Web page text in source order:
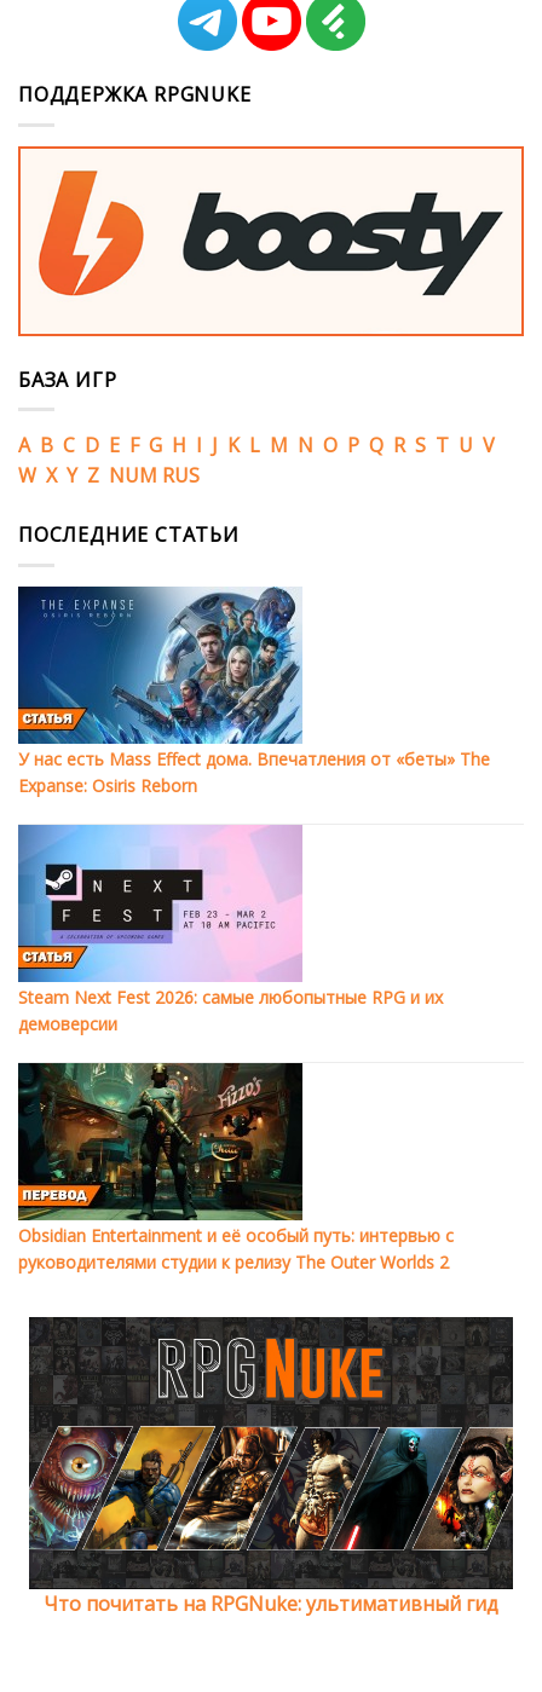
ПОДДЕРЖКА RPGNUKE
БАЗА ИГР
A B C D E F G H I J K L M N O P Q R S T U V
W X Y Z NUM RUS
ПОСЛЕДНИЕ СТАТЬИ
У нас есть Mass Effect дома. Впечатления от «беты» The
Expanse: Osiris Reborn
Steam Next Fest 2026: самые любопытные RPG и их
демоверсии
Obsidian Entertainment и её особый путь: интервью с
руководителями студии к релизу The Outer Worlds 2
Что почитать на RPGNuke: ультимативный гид